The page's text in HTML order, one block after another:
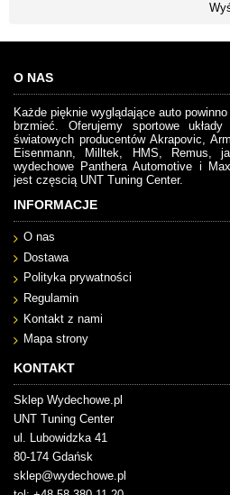
O NAS
Każde pięknie wyglądające auto
brzmieć. Oferujemy sportowe układy
światowych producentów Akrapovic,
Eisenmann, Milltek, HMS, Remus,
wydechowe Panthera Automotive i
jest częscią UNT Tuning Center.
INFORMACJE
O nas
Dostawa
Polityka prywatności
Regulamin
Kontakt z nami
Mapa strony
KONTAKT
Sklep Wydechowe.pl
UNT Tuning Center
ul. Lubowidzka 41
80-174 Gdańsk
sklep@wydechowe.pl